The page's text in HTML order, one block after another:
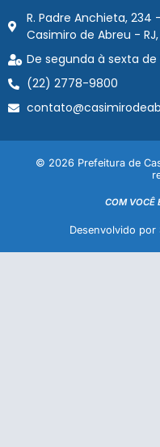
R. Padre Anchieta, 234
Casimiro de Abreu -
De segunda à sexta de
(22) 2778-9800
© 2026 Prefeitura de
COM VOCÊ
Desenvolvido por